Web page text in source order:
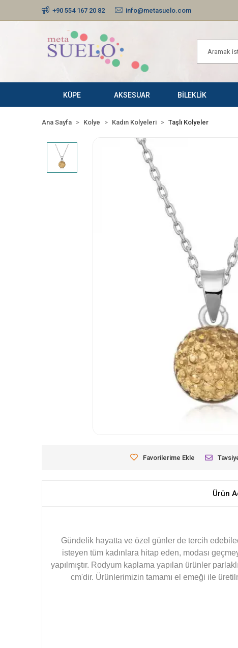
+90 554 167 20 82 info@metasuelo.com
KÜPE AKSESUAR BİLEKLİK
Ana Sayfa Kolye Kadın Kolyeleri Taşlı Kolyeler
Favorilerime Ekle
Ürün
Gündelik hayatta ve özel günler de tercih
isteyen tüm kadınlara hitap eden, modası
yapılmıştır. Rodyum kaplama yapılan ürünler
cm'dir. Ürünlerimizin tamamı el emeği ile